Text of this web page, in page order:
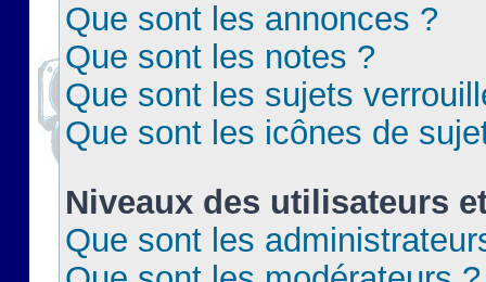
Que sont les annonces ?
Que sont les notes ?
Que sont les sujets
Que sont les icônes de
Niveaux des utilisateurs
Que sont les